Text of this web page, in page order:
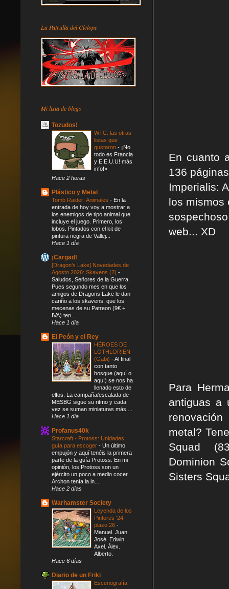
En cuanto
136
Imperialis:
los mismos
web... XD
Para
antiguas a
metal?
Squad
Dominion
Sisters
La Patrulla del Cíclope
Mi lista de blogs
Tozudos!
WTC: las otras
listas que
gustaron - ¡No
todo es Francia
y E.E.U.U! más
info!»
Hace 2 horas
Plástico y Metal
Tomb Raider: Animales - En la
entrada de hoy voy a mostrar a
los enemigos de tipo animal que
incluye el juego. Primero, los
lobos. Pintados con el kit de
pintura negra de Vallej...
Hace 1 día
¡Cargad!
[Dragon’s Lake] Novedades de
Agosto 2026: Skavens (2) -
Saludos, Señores de la Guerra.
Pues segundo mes en que los
amigos de Dragons Lake le dan
cariño a los skavens, que los
mecenas de su Patreon (9€ +
IVA) ten...
Hace 1 día
El Peón y el Rey
HÉROES DE
LOTHLORIEN
(Gabi) -Al final
con tanto
bosque (aquí o
aquí) se nos ha
llenado esto de
elfos. La campaña/escalada de
MESBG sigue su ritmo y cada
vez se suman miniaturas más ...
Hace 1 día
Profanus40k
Starcraft - Protoss: Unidades,
guía para escoger - Un último
empujón y aquí tenéis la primera
parte de la guía Protoss. En mi
opinión, los Protoss son un
ejército un poco a medio cocer.
Archon tenía la in...
Hace 2 días
Warhamster Society
Leyenda de los
Pintores '24,
plazo 26 -
Manuel. Juan.
José. Edwin.
Axel. Álex.
Alberto.
Hace 6 días
Diario de un Friki
Escenografía: